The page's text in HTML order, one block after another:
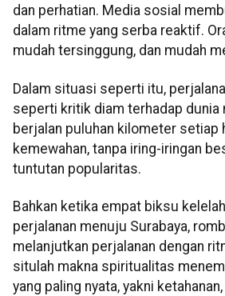
dan perhatian. Media sosial
dalam ritme yang serba reaktif.
mudah tersinggung, dan mudah
Dalam situasi seperti itu,
seperti kritik diam terhadap dunia
berjalan puluhan kilometer setiap
kemewahan, tanpa iring-iringan
tuntutan popularitas.
Bahkan ketika empat biksu
perjalanan menuju Surabaya,
melanjutkan perjalanan dengan
situlah makna spiritualitas
yang paling nyata, yakni